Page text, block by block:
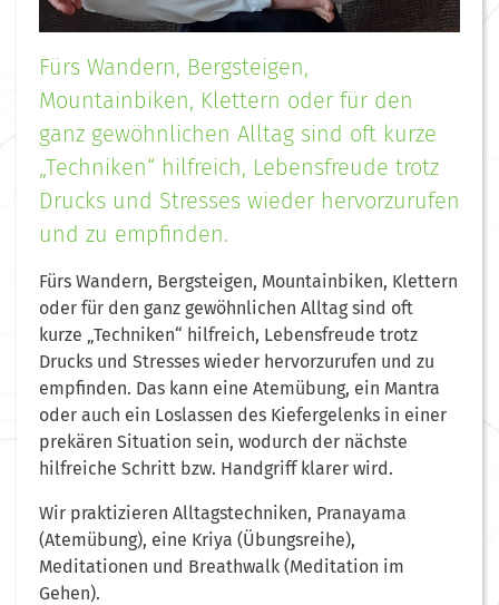
Fürs Wandern, Bergsteigen,
Mountainbiken, Klettern oder für den
ganz gewöhnlichen Alltag sind oft kurze
„Techniken“ hilfreich, Lebensfreude trotz
Drucks und Stresses wieder hervorzurufen
und zu empfinden.
Fürs Wandern, Bergsteigen, Mountainbiken, Klettern
oder für den ganz gewöhnlichen Alltag sind oft
kurze „Techniken“ hilfreich, Lebensfreude trotz
Drucks und Stresses wieder hervorzurufen und zu
empfinden. Das kann eine Atemübung, ein Mantra
oder auch ein Loslassen des Kiefergelenks in einer
prekären Situation sein, wodurch der nächste
hilfreiche Schritt bzw. Handgriff klarer wird.
Wir praktizieren Alltagstechniken, Pranayama
(Atemübung), eine Kriya (Übungsreihe),
Meditationen und Breathwalk (Meditation im
Gehen).